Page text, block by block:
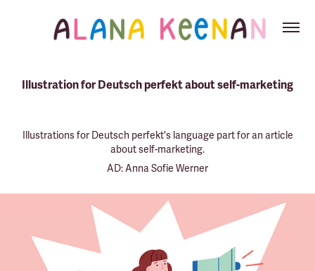
Illustration for Deutsch perfekt about self-marketing
Illustrations for Deutsch perfekt's language part for an article
about self-marketing.
AD: Anna Sofie Werner